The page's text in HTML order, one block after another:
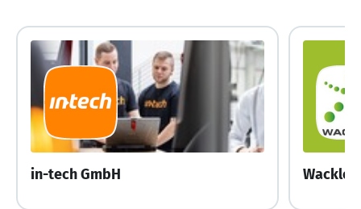
in-tech GmbH Wackler